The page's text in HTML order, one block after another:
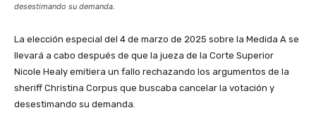
desestimando su demanda.
La elección especial del 4 de marzo de 2025 sobre la Medida A se
llevará a cabo después de que la jueza de la Corte Superior
Nicole Healy emitiera un fallo rechazando los argumentos de la
sheriff Christina Corpus que buscaba cancelar la votación y
desestimando su demanda.